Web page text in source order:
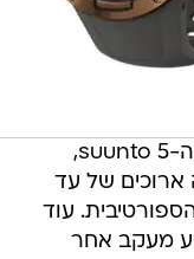
יבואנית סונטו משיקה בישראל את ה-suunto 5,
ארוכים של עד
הספורטיבית. עוד
מעקב אחר